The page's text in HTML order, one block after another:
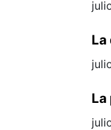
La
La